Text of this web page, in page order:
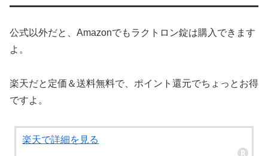
公式以外だと、Amazonでもラクトロン錠は購入できます
よ。
楽天だと定価＆送料無料で、ポイント還元でちょっとお得
ですよ。
楽天で詳細を見る